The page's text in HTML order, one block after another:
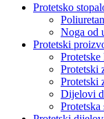
Protetsko
Noga od
Protetski
Protetski
Protetski
Dijelovi